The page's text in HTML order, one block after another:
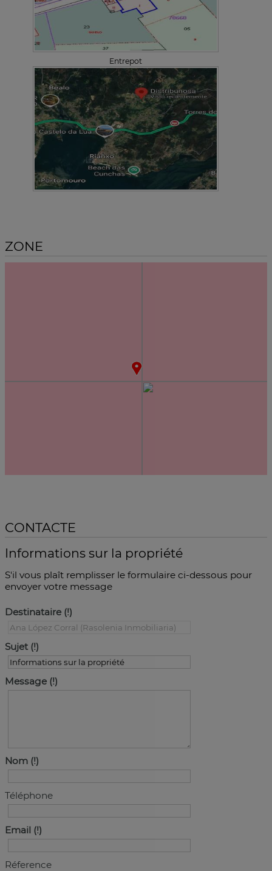
Entrepot
ZONE
CONTACTE
Informations sur la propriété
S'il vous plaît remplisser le formulaire ci-dessous pour
envoyer votre message
Destinataire
Sujet
Message
Nom
Téléphone
Email
Réference